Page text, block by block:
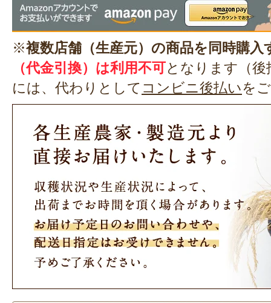
※複数店舗（生産元）の商品を同時購入
（代金引換）は利用不可となります（
には、代わりとして コンビニ後払いを